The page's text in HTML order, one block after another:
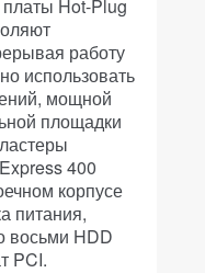
Hot-Plug
работу
использовать
мощной
площадки
400
корпусе
питания,
восьми HDD
PCI.